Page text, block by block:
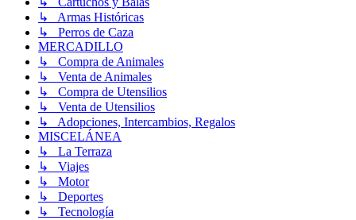
↳ Armas Históricas
↳ Perros de Caza
MERCADILLO
↳ Compra de Animales
↳ Venta de Animales
↳ Compra de Utensilios
↳ Venta de Utensilios
↳ Adopciones, Intercambios, Regalos
MISCELÁNEA
↳ La Terraza
↳ Viajes
↳ Motor
↳ Deportes
↳ Tecnología